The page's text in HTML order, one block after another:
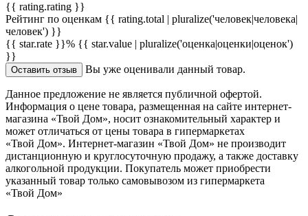
{{ rating.rating }}
Рейтинг по оценкам {{ rating.total | pluralize('человек|человека|
человек') }}
{{ star.rate }}% {{ star.value | pluralize('оценка|оценки|оценок')
}}
Оставить отзыв Вы уже оценивали данный товар.
Данное предложение не является публичной офертой.
Информация о цене товара, размещенная на сайте интернет-
магазина «Твой Дом», носит ознакомительный характер и
может отличаться от цены товара в гипермаркетах
«Твой Дом». Интернет-магазин «Твой Дом» не производит
дистанционную и круглосуточную продажу, а также доставку
алкогольной продукции. Покупатель может приобрести
указанный товар только самовывозом из гипермаркета
«Твой Дом»